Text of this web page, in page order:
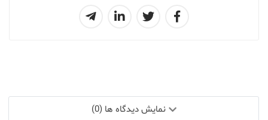
نمایش دیدگاه ها (0)